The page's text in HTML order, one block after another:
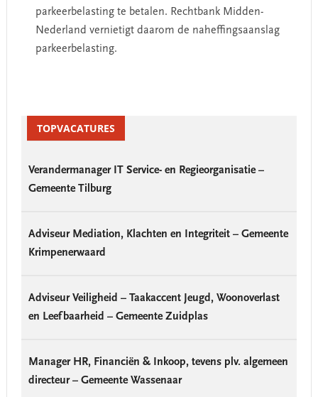
parkeerbelasting te betalen. Rechtbank Midden-
Nederland vernietigt daarom de naheffingsaanslag
parkeerbelasting.
SidebarTOPVACATURES
Verandermanager IT Service- en Regieorganisatie –
Gemeente Tilburg
Adviseur Mediation, Klachten en Integriteit – Gemeente
Krimpenerwaard
Adviseur Veiligheid – Taakaccent Jeugd, Woonoverlast
en Leefbaarheid – Gemeente Zuidplas
Manager HR, Financiën & Inkoop, tevens plv. algemeen
directeur – Gemeente Wassenaar